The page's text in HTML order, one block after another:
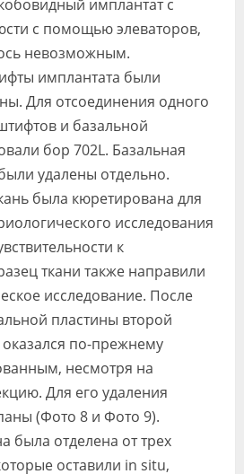
имплантат с
с помощью элеваторов,
невозможным.
имплантата были
Для отсоединения одного
и базальной
бор 702L. Базальная
удалены отдельно.
была кюретирована для
исследования
к
ткани также направили
исследование. После
пластины второй
по-прежнему
несмотря на
Для его удаления
(Фото 8 и Фото 9).
была отделена от трех
оставили in situ,